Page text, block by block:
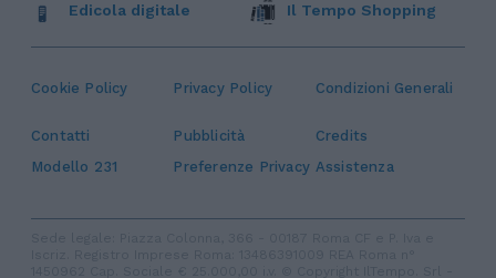
Cookie Policy Privacy Policy Condizioni Generali
Contatti Pubblicità
Credits
Modello 231
Preferenze Privacy Assistenza
Edicola digitale Il Tempo Shopping